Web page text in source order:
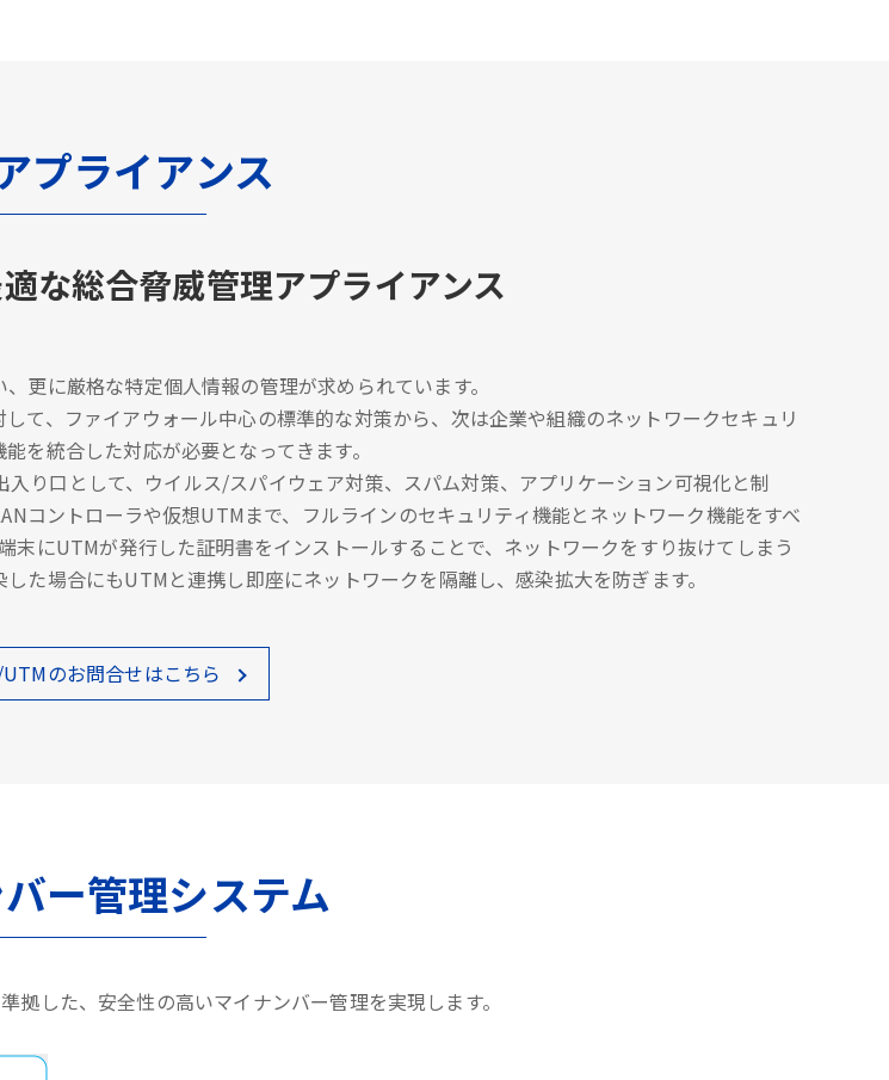
プライアンス
な総合脅威管理アプライアンス
更に厳格な特定個人情報の管理が求められています。
て、ファイアウォール中心の標準的な対策から、次は企業や組織のネットワークセキュリ
を統合した対応が必要となってきます。
入り口として、ウイルス/スパイウェア対策、スパム対策、アプリケーション可視化と制
コントローラや仮想UTMまで、フルラインのセキュリティ機能とネットワーク機能をすべ
末にUTMが発行した証明書をインストールすることで、ネットワークをすり抜けてしまう
た場合にもUTMと連携し即座にネットワークを隔離し、感染拡大を防ぎます。
UTMのお問合せはこちら
ー管理システム
拠した、安全性の高いマイナンバー管理を実現します。